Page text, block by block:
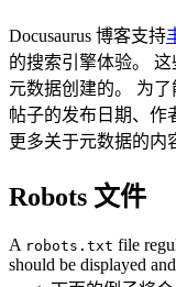
Docusaurus 博客支持
的搜索引擎体验。
元数据创建的。 为
帖子的发布日期、作
更多关于元数据的内
Robots 文件
A robots.txt file
should be displayed